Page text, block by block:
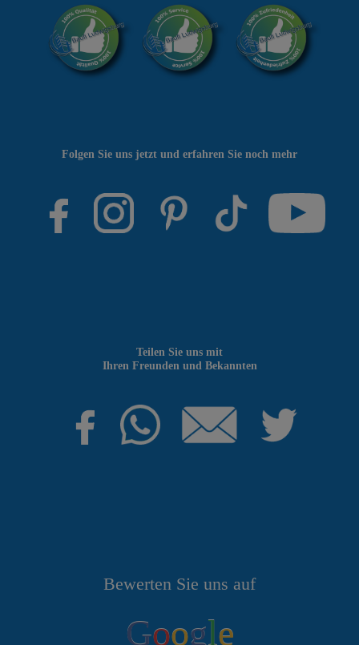
Bewerten Sie uns auf
Google
Teilen Sie uns mit
Ihren Freunden und Bekannten
Folgen Sie uns jetzt und erfahren Sie noch mehr